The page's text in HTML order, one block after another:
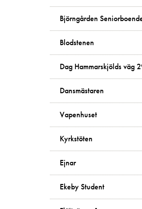
Björngården
Blodstenen
Dag Hammarskjölds väg
Dansmästaren
Vapenhuset
Kyrkstöten
Ejnar
Ekeby Student